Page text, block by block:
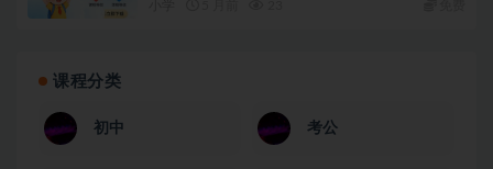
课程分类
初中 考公